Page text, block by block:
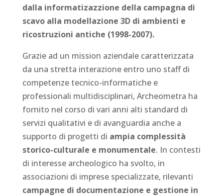
dalla informatizazzione della campagna di
scavo alla modellazione 3D di ambienti e
ricostruzioni antiche (1998-2007).
Grazie ad un mission aziendale caratterizzata
da una stretta interazione entro uno staff di
competenze tecnico-informatiche e
professionali multidisciplinari, Archeometra ha
fornito nel corso di vari anni alti standard di
servizi qualitativi e di avanguardia anche a
supporto di progetti di ampia complessità
storico-culturale e monumentale. In contesti
di interesse archeologico ha svolto, in
associazioni di imprese specializzate, rilevanti
campagne di documentazione e gestione in